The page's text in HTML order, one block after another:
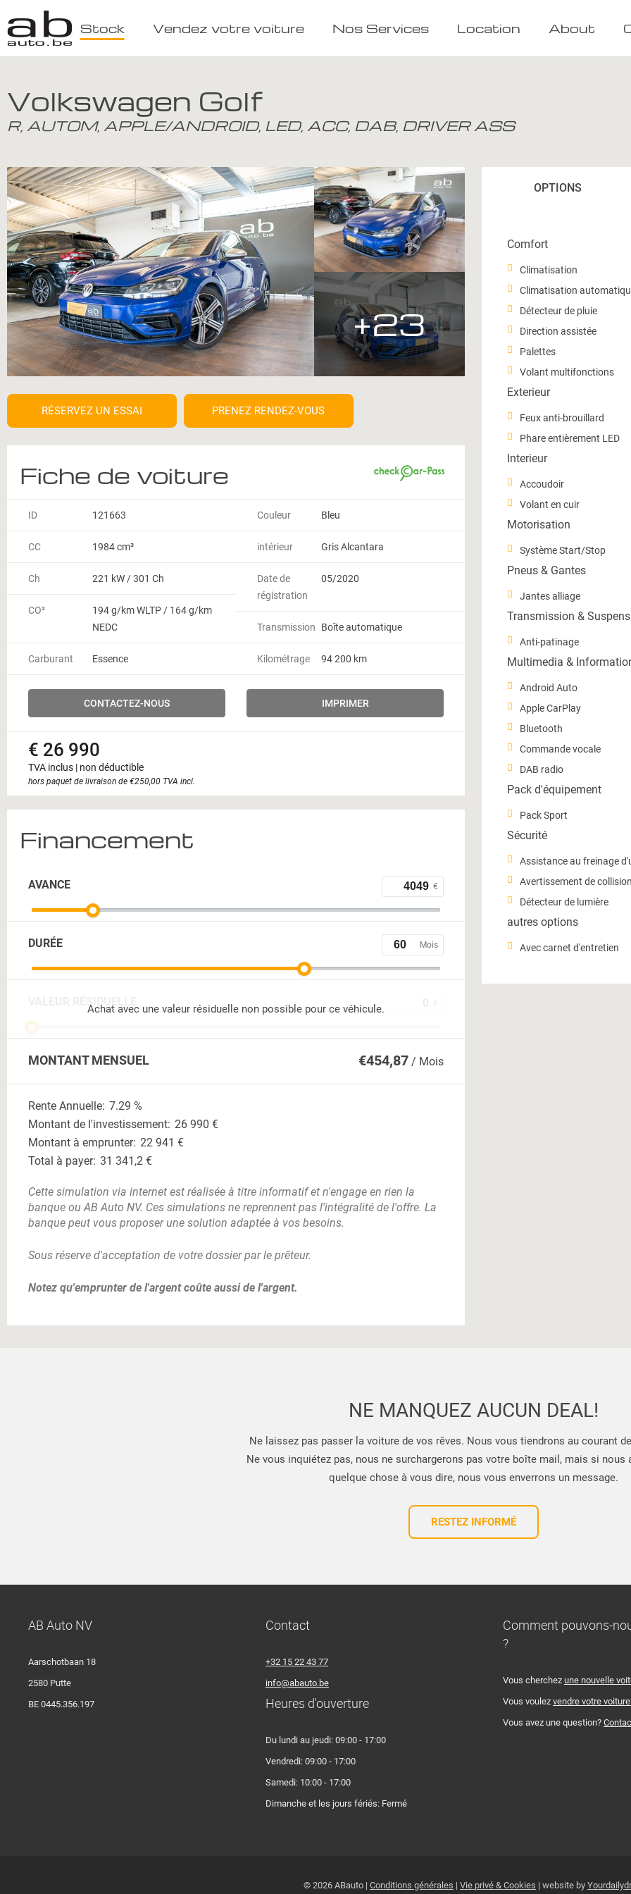
Stock Vendez votre voiture Nos Services Location About
Volkswagen Golf
R, AUTOM, APPLE/ANDROID, LED, ACC, DAB, DRIVER ASS
+23
RÉSERVEZ UN ESSAI PRENEZ RENDEZ-VOUS
Fiche de voiture
ID 121663
CC 1984 cm³
Ch 221 kW / 301 Ch
CO²
194 g/km WLTP / 164 g/km
NEDC
Carburant Essence
Couleur Bleu
intérieur Gris Alcantara
Date de
régistration
05/2020
Transmission Boîte automatique
Kilométrage 94 200 km
CONTACTEZ-NOUS IMPRIMER
€ 26 990
TVA inclus | non déductible
hors paquet de livraison de €250,00 TVA incl.
Financement
AVANCE €
DURÉE Mois
Achat avec une valeur résiduelle non possible pour ce véhicule.
VALEUR RÉSIDUELLE
MONTANT MENSUEL €454,87 / Mois
Rente Annuelle: 7.29 %
Montant de l'investissement: 26 990 €
Montant à emprunter: 22 941 €
Total à payer: 31 341,2 €
Cette simulation via internet est réalisée à titre informatif et n'engage en rien la
banque ou AB Auto NV. Ces simulations ne reprennent pas l'intégralité de l'offre. La
banque peut vous proposer une solution adaptée à vos besoins.
Sous réserve d'acceptation de votre dossier par le prêteur.
Notez qu'emprunter de l'argent coûte aussi de l'argent.
OPTIONS
Comfort
Climatisation
Climatisation
Détecteur de pluie
Direction assistée
Palettes
Volant multifonctions
Exterieur
Feux anti-brouillard
Phare entièrement LED
Interieur
Accoudoir
Volant en cuir
Motorisation
Système Start/Stop
Pneus & Gantes
Jantes alliage
Transmission &
Anti-patinage
Multimedia &
Android Auto
Apple CarPlay
Bluetooth
Commande vocale
DAB radio
Pack d'équipement
Pack Sport
Sécurité
Assistance au freinage
Avertissement de collision
Détecteur de lumière
autres options
Avec carnet d'entretien
NE MANQUEZ AUCUN DEAL!
Ne laissez pas passer la voiture de vos rêves. Nous vous tiendrons au courant
Ne vous inquiétez pas, nous ne surchargerons pas votre boîte mail, mais si nous
quelque chose à vous dire, nous vous enverrons un message.
RESTEZ INFORMÉ
AB Auto NV
Aarschotbaan 18
2580 Putte
BE 0445.356.197
Contact
+32 15 22 43 77
info@abauto.be
Heures d'ouverture
Du lundi au jeudi: 09:00 - 17:00
Vendredi: 09:00 - 17:00
Samedi: 10:00 - 17:00
Dimanche et les jours fériés: Fermé
Comment pouvons-
?
Vous cherchez une nouvelle
Vous voulez vendre votre
Vous avez une question?
© 2026 ABauto | Conditions générales | Vie privé & Cookies | website by